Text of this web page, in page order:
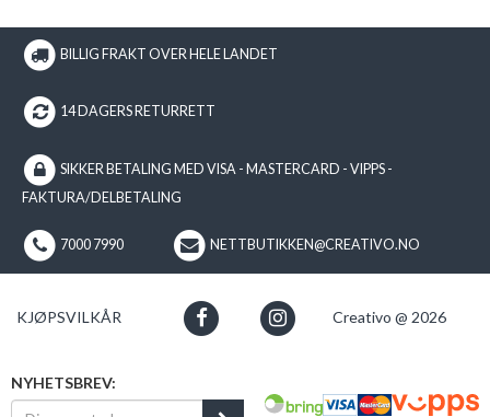
BILLIG FRAKT OVER HELE LANDET
14 DAGERS RETURRETT
SIKKER BETALING MED VISA - MASTERCARD - VIPPS -
FAKTURA/DELBETALING
7000 7990 NETTBUTIKKEN@CREATIVO.NO
KJØPSVILKÅR Creativo @ 2026
NYHETSBREV: